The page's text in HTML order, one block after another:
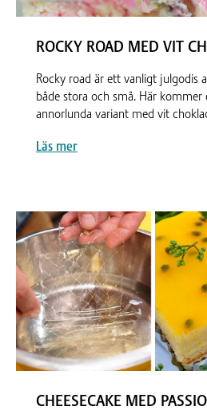
ROCKY ROAD MED VIT
Rocky road är ett vanligt julgodis
både stora och små. Här
annorlunda variant med vit
Läs mer
CHEESECAKE MED